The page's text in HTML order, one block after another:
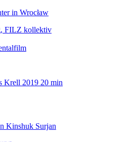
in Wrocław
FILZ kollektiv
Krell 2019 20 min
Kinshuk Surjan